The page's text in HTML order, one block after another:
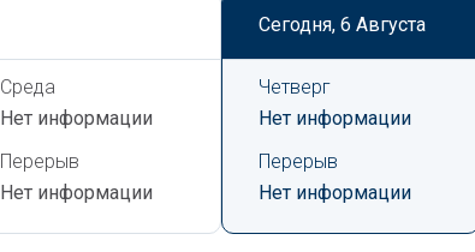
Среда
Нет информации
Перерыв
Нет информации
Сегодня, 6 Августа
Четверг
Нет информации
Перерыв
Нет информации